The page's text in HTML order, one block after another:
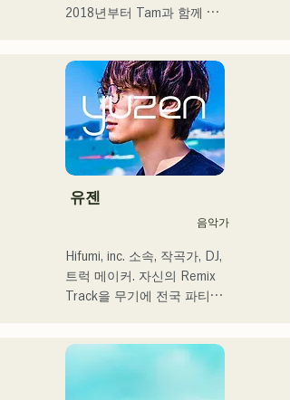
음악을 만들어 가고 싶습니
・campuscollection2022 그
랑프리
・오리지널 곡 「푸딩」이
2024년 KBC 라디오 오프닝
곡으로 채용된다
2024년 12월 24일에 다이마
루 파사주 광장에서 열리는
자선 뮤직슨에 출연 예정
2018년부터 Tam과 함께
중심으로 음악 활동을 개시.
2022년부터 Kønny로서 솔
로 명의에서도 활동을 개시.
어린 시절부터 영향을 받은
90's와 00's의 R&B 뮤직을
캡처해 신선한 사운드를 추
구하고 있다. 달콤한 목소리
세련된 스타일에 주목해 주
셨으면 한다.
유젠
음악가
Hifumi, inc. 소속, 작곡가, DJ,
트럭 메이커. 자신의 Remix
Track을 무기에 전국 파티에
가되고 있다.